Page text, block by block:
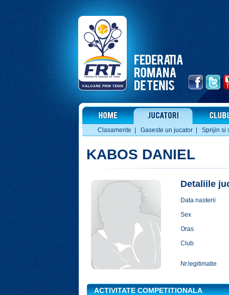
Clasamente Gaseste un jucator Sprijin si
KABOS DANIEL
Detaliile
Data nasterii
Sex
Oras
Club
Nr.legitimatie
ACTIVITATE COMPETITIONALA